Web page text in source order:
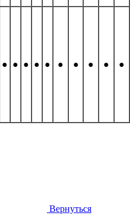
● ● ● ● ● ● ● ● ● ●
Вернуться